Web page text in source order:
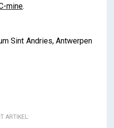
mine.
Sint Andries, Antwerpen
ARTIKEL: